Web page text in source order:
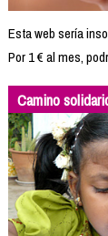
Esta web sería
Por 1 € al mes,
Camino